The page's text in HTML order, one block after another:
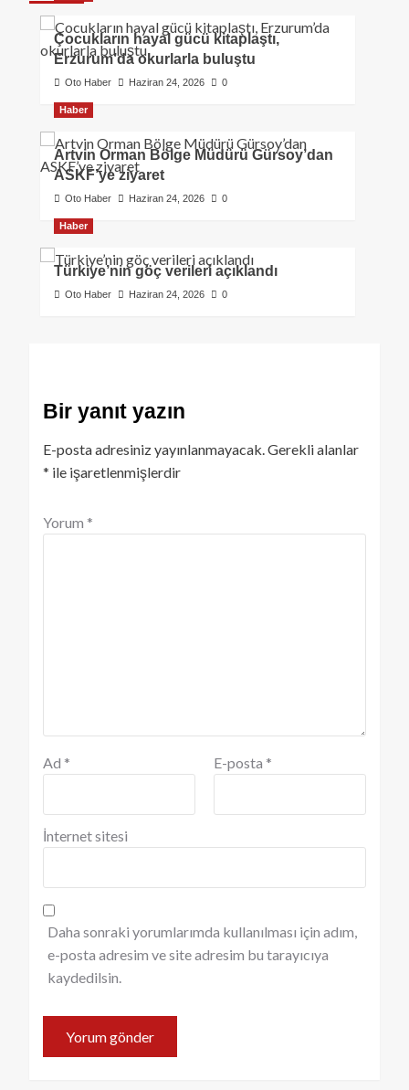
Çocukların hayal gücü kitaplaştı,
Erzurum’da okurlarla buluştu
Oto Haber Haziran 24, 2026 0
Haber
Artvin Orman Bölge Müdürü Gürsoy’dan
ASKF’ye ziyaret
Oto Haber Haziran 24, 2026 0
Haber
Türkiye’nin göç verileri açıklandı
Oto Haber Haziran 24, 2026 0
Bir yanıt yazın
E-posta adresiniz yayınlanmayacak.Gerekli alanlar
* ile işaretlenmişlerdir
Yorum *
Ad * E-posta *
İnternet sitesi
Daha sonraki yorumlarımda kullanılması için adım,
e-posta adresim ve site adresim bu tarayıcıya
kaydedilsin.